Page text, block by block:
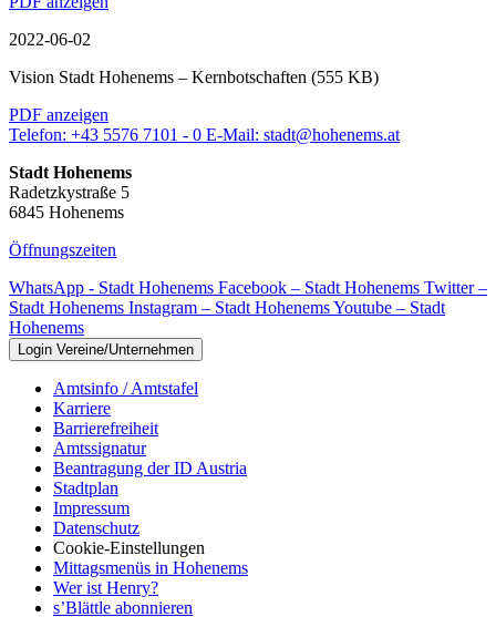
2022-06-02
Vision Stadt Hohenems – Kernbotschaften (555 KB)
PDF anzeigen
Telefon: +43 5576 7101 - 0 E-Mail: stadt@hohenems.at
Stadt Hohenems
Radetzkystraße 5
6845 Hohenems
Öffnungszeiten
WhatsApp - Stadt Hohenems Facebook – Stadt Hohenems Twitter –
Stadt Hohenems Instagram – Stadt HohenemsYoutube – Stadt
Hohenems
Login Vereine/Unternehmen
Amtsinfo / Amtstafel
Karriere
Barrierefreiheit
Amtssignatur
Beantragung der ID Austria
Stadtplan
Impressum
Datenschutz
Cookie-Einstellungen
Mittagsmenüs in Hohenems
Wer ist Henry?
s’Blättle abonnieren